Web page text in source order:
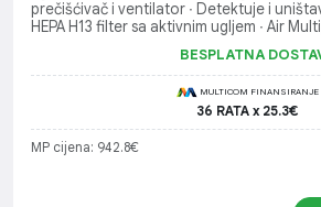
prečišćivač i ventilator ∙ Detektuje i
HEPA H13 filter sa aktivnim ugljem ∙ Air
BESPLATNA
MULTICOM FINANSIRANJE
36 RATA x 25.3€
MP cijena: 942.8€